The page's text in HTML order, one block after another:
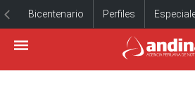
Bicentenario Perfiles